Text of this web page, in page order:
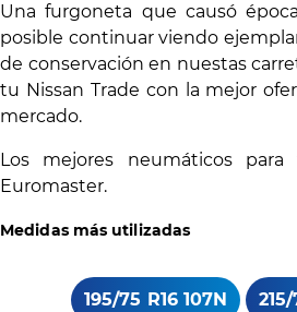
Una furgoneta que causó
posible continuar viendo
de conservación en nuestas
tu Nissan Trade con la mejor
mercado.
Los mejores neumáticos
Euromaster.
Medidas más utilizadas
195/75 R16 107N